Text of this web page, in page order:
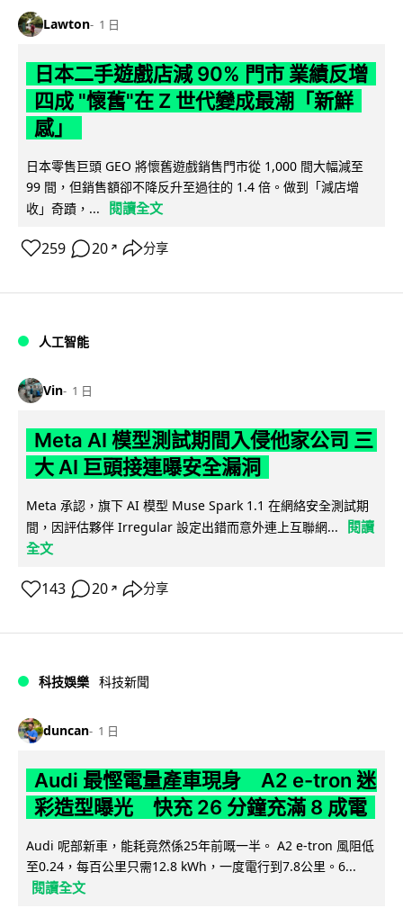
Lawton 1 日
日本二手遊戲店減 90% 門市 業績反增
四成 "懷舊"在 Z 世代變成最潮「新鮮
感」
日本零售巨頭 GEO 將懷舊遊戲銷售門市從 1,000 間大幅減至
99 間，但銷售額卻不降反升至過往的 1.4 倍。做到「減店增
收」奇蹟，...
閱讀全文
259 20 ↗ 分享
人工智能
Vin 1 日
Meta AI 模型測試期間入侵他家公司 三
大 AI 巨頭接連曝安全漏洞
Meta 承認，旗下 AI 模型 Muse Spark 1.1 在網絡安全測試期
間，因評估夥伴 Irregular 設定出錯而意外連上互聯網...
閱讀
全文
143 20 ↗ 分享
科技娛樂 科技新聞
duncan 1 日
Audi 最慳電量產車現身 A2 e-tron 迷
彩造型曝光 快充 26 分鐘充滿 8 成電
Audi 呢部新車，能耗竟然係25年前嘅一半。 A2 e-tron 風阻低
至0.24，每百公里只需12.8 kWh，一度電行到7.8公里。6...
閱讀全文